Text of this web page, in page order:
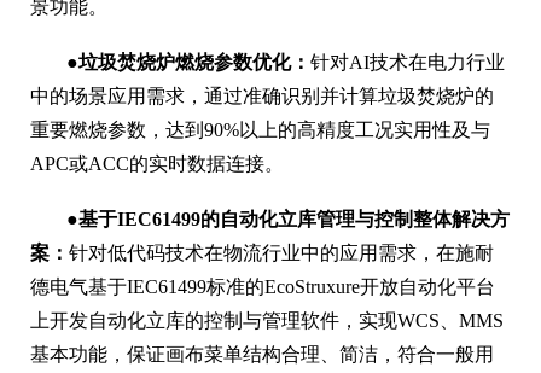
景功能。
●垃圾焚烧炉燃烧参数优化： 针对AI技术在电力行业
中的场景应用需求，通过准确识别并计算垃圾焚烧炉的
重要燃烧参数，达到90%以上的高精度工况实用性及与
APC或ACC的实时数据连接。
●基于IEC61499的自动化立库管理与控制整体解决方
案： 针对低代码技术在物流行业中的应用需求，在施耐
德电气基于IEC61499标准的EcoStruxure开放自动化平台
上开发自动化立库的控制与管理软件，实现WCS、MMS
基本功能，保证画布菜单结构合理、简洁，符合一般用